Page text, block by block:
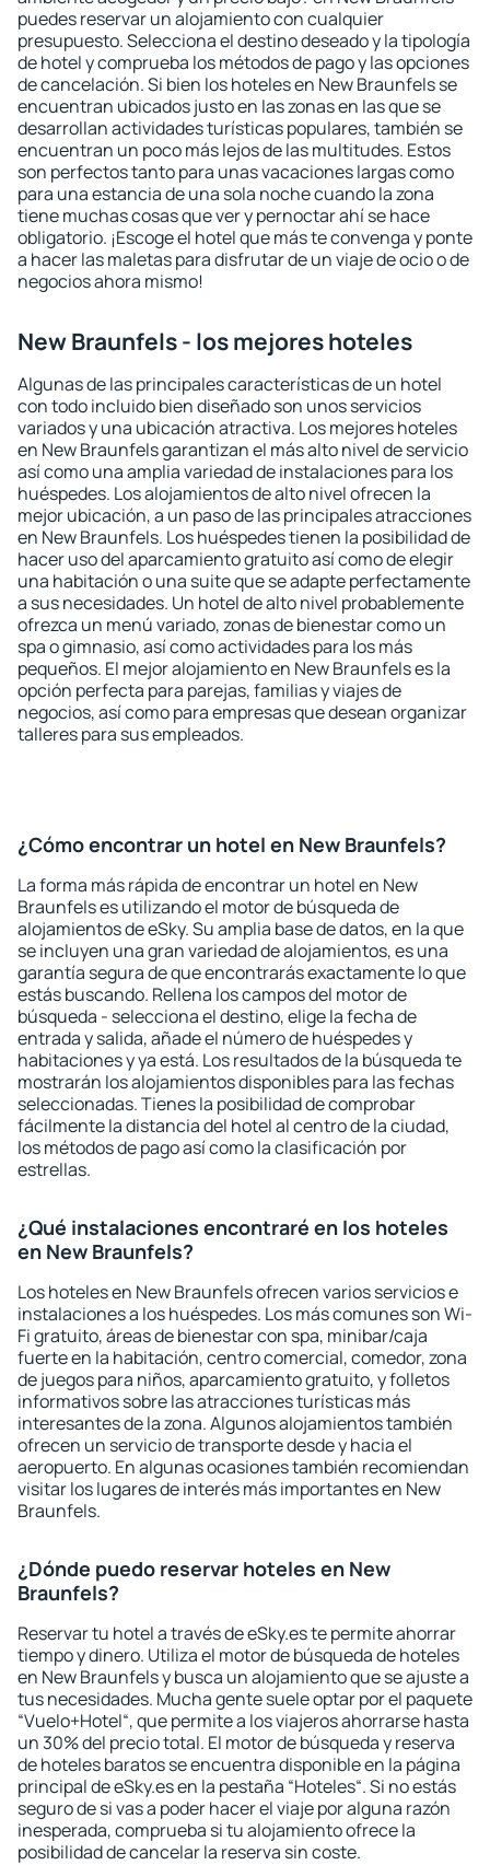
puedes reservar un alojamiento con cualquier
presupuesto. Selecciona el destino deseado y la tipología
de hotel y comprueba los métodos de pago y las opciones
de cancelación. Si bien los hoteles en New Braunfels se
encuentran ubicados justo en las zonas en las que se
desarrollan actividades turísticas populares, también se
encuentran un poco más lejos de las multitudes. Estos
son perfectos tanto para unas vacaciones largas como
para una estancia de una sola noche cuando la zona
tiene muchas cosas que ver y pernoctar ahí se hace
obligatorio. ¡Escoge el hotel que más te convenga y ponte
a hacer las maletas para disfrutar de un viaje de ocio o de
negocios ahora mismo!
New Braunfels - los mejores hoteles
Algunas de las principales características de un hotel
con todo incluido bien diseñado son unos servicios
variados y una ubicación atractiva. Los mejores hoteles
en New Braunfels garantizan el más alto nivel de servicio
así como una amplia variedad de instalaciones para los
huéspedes. Los alojamientos de alto nivel ofrecen la
mejor ubicación, a un paso de las principales atracciones
en New Braunfels. Los huéspedes tienen la posibilidad de
hacer uso del aparcamiento gratuito así como de elegir
una habitación o una suite que se adapte perfectamente
a sus necesidades. Un hotel de alto nivel probablemente
ofrezca un menú variado, zonas de bienestar como un
spa o gimnasio, así como actividades para los más
pequeños. El mejor alojamiento en New Braunfels es la
opción perfecta para parejas, familias y viajes de
negocios, así como para empresas que desean organizar
talleres para sus empleados.
¿Cómo encontrar un hotel en New Braunfels?
La forma más rápida de encontrar un hotel en New
Braunfels es utilizando el motor de búsqueda de
alojamientos de eSky. Su amplia base de datos, en la que
se incluyen una gran variedad de alojamientos, es una
garantía segura de que encontrarás exactamente lo que
estás buscando. Rellena los campos del motor de
búsqueda - selecciona el destino, elige la fecha de
entrada y salida, añade el número de huéspedes y
habitaciones y ya está. Los resultados de la búsqueda te
mostrarán los alojamientos disponibles para las fechas
seleccionadas. Tienes la posibilidad de comprobar
fácilmente la distancia del hotel al centro de la ciudad,
los métodos de pago así como la clasificación por
estrellas.
¿Qué instalaciones encontraré en los hoteles
en New Braunfels?
Los hoteles en New Braunfels ofrecen varios servicios e
instalaciones a los huéspedes. Los más comunes son Wi-
Fi gratuito, áreas de bienestar con spa, minibar/caja
fuerte en la habitación, centro comercial, comedor, zona
de juegos para niños, aparcamiento gratuito, y folletos
informativos sobre las atracciones turísticas más
interesantes de la zona. Algunos alojamientos también
ofrecen un servicio de transporte desde y hacia el
aeropuerto. En algunas ocasiones también recomiendan
visitar los lugares de interés más importantes en New
Braunfels.
¿Dónde puedo reservar hoteles en New
Braunfels?
Reservar tu hotel a través de eSky.es te permite ahorrar
tiempo y dinero. Utiliza el motor de búsqueda de hoteles
en New Braunfels y busca un alojamiento que se ajuste a
tus necesidades. Mucha gente suele optar por el paquete
“Vuelo+Hotel“, que permite a los viajeros ahorrarse hasta
un 30% del precio total. El motor de búsqueda y reserva
de hoteles baratos se encuentra disponible en la página
principal de eSky.es en la pestaña “Hoteles“. Si no estás
seguro de si vas a poder hacer el viaje por alguna razón
inesperada, comprueba si tu alojamiento ofrece la
posibilidad de cancelar la reserva sin coste.